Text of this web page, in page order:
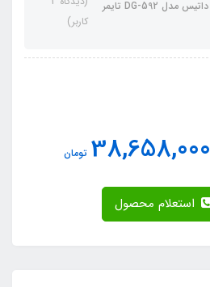
اجاق گاز صفحه ای شیشه ای داتیس مدل DG-592 تایمر
کاربر)
38,658,000 تومان